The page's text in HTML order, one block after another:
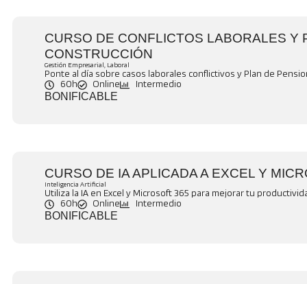
CURSO DE CONFLICTOS LABORALES Y
CONSTRUCCIÓN
Gestión Empresarial, Laboral
Ponte al día sobre casos laborales conflictivos y Plan de
60h
Online Intermedio
BONIFICABLE
CURSO DE IA APLICADA A EXCEL Y
Inteligencia Artificial
Utiliza la IA en Excel y Microsoft 365 para mejorar tu
60h
Online Intermedio
BONIFICABLE